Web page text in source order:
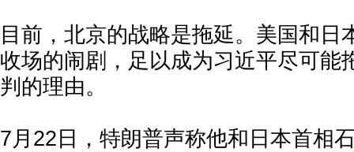
目前，北京的战略是拖延。美国和日
收场的闹剧，足以成为习近平尽可能
判的理由。
7月22日，特朗普声称他和日本首相